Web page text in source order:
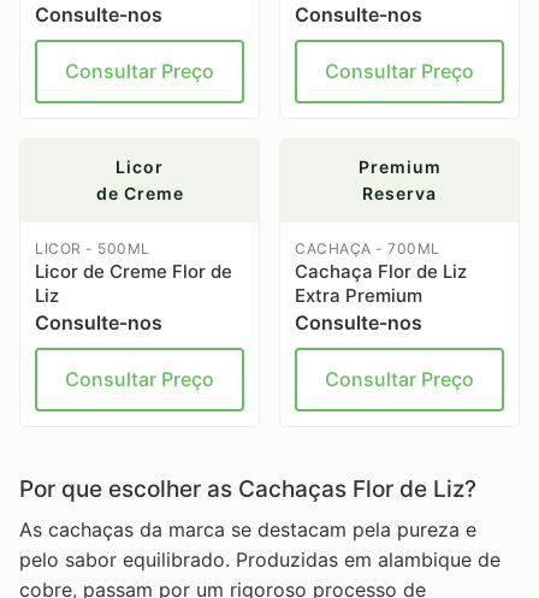
Consulte-nos
Consultar Preço
Consulte-nos
Consultar Preço
Licor
de Creme
LICOR - 500ML
Licor de Creme Flor de
Liz
Consulte-nos
Consultar Preço
Premium
Reserva
CACHAÇA - 700ML
Cachaça Flor de Liz
Extra Premium
Consulte-nos
Consultar Preço
Por que escolher as Cachaças Flor de Liz?
As cachaças da marca se destacam pela pureza e
pelo sabor equilibrado. Produzidas em alambique de
cobre, passam por um rigoroso processo de